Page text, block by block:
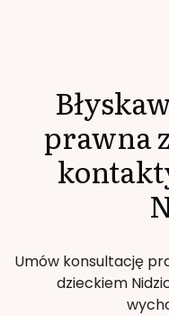
prawna
Umów konsultację
dzieckiem